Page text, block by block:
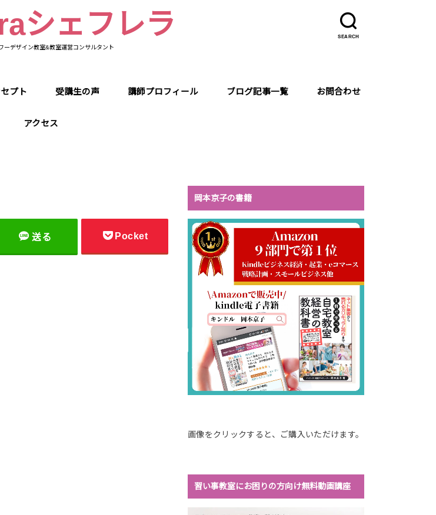
SEARCH
シェフレラ
ーデザイン教室&教室運営コンサルタント
プト 受講生の声 講師プロフィール ブログ記事一覧 お問合わせ
アクセス
送る Pocket
岡本京子の書籍
画像をクリックすると、ご購入いただけます。
習い事教室にお困りの方向け無料動画講座